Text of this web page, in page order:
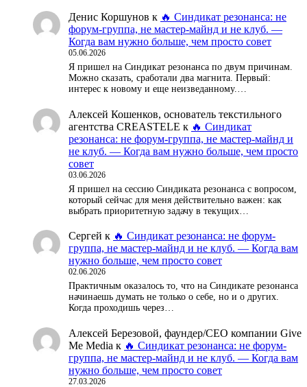
Денис Коршунов к 🔥 Синдикат резонанса: не
форум-группа, не мастер-майнд и не клуб. —
Когда вам нужно больше, чем просто совет
05.06.2026
Я пришел на Синдикат резонанса по двум причинам.
Можно сказать, сработали два магнита. Первый:
интерес к новому и еще неизведанному.…
Алексей Кошенков, основатель текстильного
агентства CREASTELE к 🔥 Синдикат
резонанса: не форум-группа, не мастер-майнд и
не клуб. — Когда вам нужно больше, чем просто
совет
03.06.2026
Я пришел на сессию Синдиката резонанса с вопросом,
который сейчас для меня действительно важен: как
выбрать приоритетную задачу в текущих…
Сергей к 🔥 Синдикат резонанса: не форум-
группа, не мастер-майнд и не клуб. — Когда вам
нужно больше, чем просто совет
02.06.2026
Практичным оказалось то, что на Синдикате резонанса
начинаешь думать не только о себе, но и о других.
Когда проходишь через…
Алексей Березовой, фаундер/СЕО компании Give
Me Media к 🔥 Синдикат резонанса: не форум-
группа, не мастер-майнд и не клуб. — Когда вам
нужно больше, чем просто совет
27.03.2026